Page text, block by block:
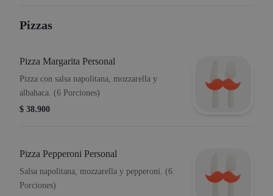
Pizzas
Pizza Margarita Personal
Pizza con salsa napolitana, mozzarella y
albahaca. (6 Porciones)
$ 38.900
Pizza Pepperoni Personal
Salsa napolitana, mozzarella y pepperoni. (6
Porciones)